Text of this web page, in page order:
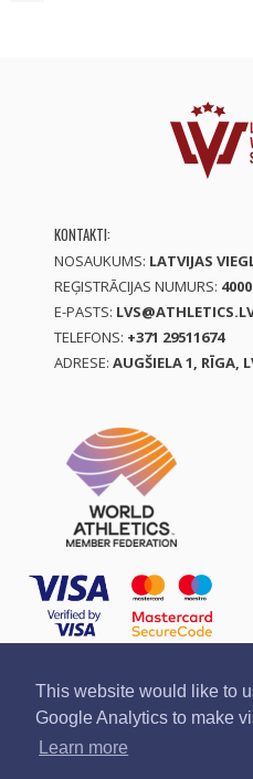
This website would like to
Google Analytics to make
Learn more
KONTAKTI:
NOSAUKUMS: LATVIJAS
REĢISTRĀCIJAS NUMURS:
E-PASTS:
TELEFONS: +371 29511674
ADRESE: AUGŠIELA 1, RĪGA,
Ziņo par pārkāpumu
Pirkšanas un atgriešanas noteikumi